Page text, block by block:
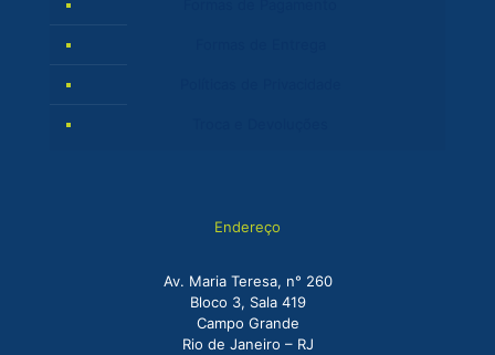
Endereço
Av. Maria Teresa, n° 260
Bloco 3, Sala 419
Campo Grande
Rio de Janeiro – RJ